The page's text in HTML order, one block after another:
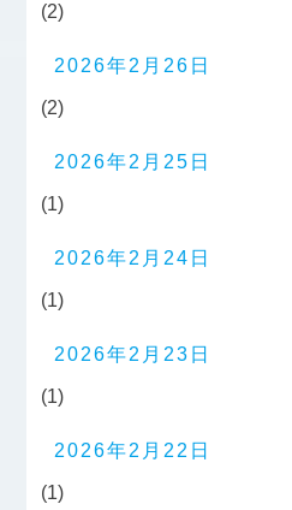
(2)
2026年2月26日
(2)
2026年2月25日
(1)
2026年2月24日
(1)
2026年2月23日
(1)
2026年2月22日
(1)